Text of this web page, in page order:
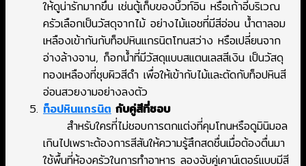
ให้ดูน่ารักมากขึ้น เช่นตู้เก็บของบิ้วท์อิน หรือเก้าอี้บริเวณ
ครัวเลือกเป็นวัสดุจากไม้ อย่างไม้แอชที่มีสีอ่อน น้ำตาลอม
เหลืองเข้ากันกับท็อปหินแกรนิตโทนสว่าง หรือเปลี่ยนจาก
อ่างล้างจาน, ก็อกน้ำที่มีวัสดุแบบสแตนเลสสีเงิน เป็นวัสดุ
ทองเหลืองที่ชุบผิวสีดำ เพื่อให้เข้ากับไม้และตัดกับท็อปหินสี
อ่อนสวยงามอย่างลงตัว
ท็อปหินแกรนิต กับคู่สีที่ชอบ
สำหรับใครที่ไม่ชอบการตกแต่งที่คุมโทนหรือดูมินิมอล
เกินไปเพราะต้องการสีสันให้ความรู้สึกสดชื่นเมื่อต้องตื่นมา
ใช้พื้นที่ห้องครัวในการทำอาหาร ลองจับคู่เคาน์เตอร์แบบมีสี